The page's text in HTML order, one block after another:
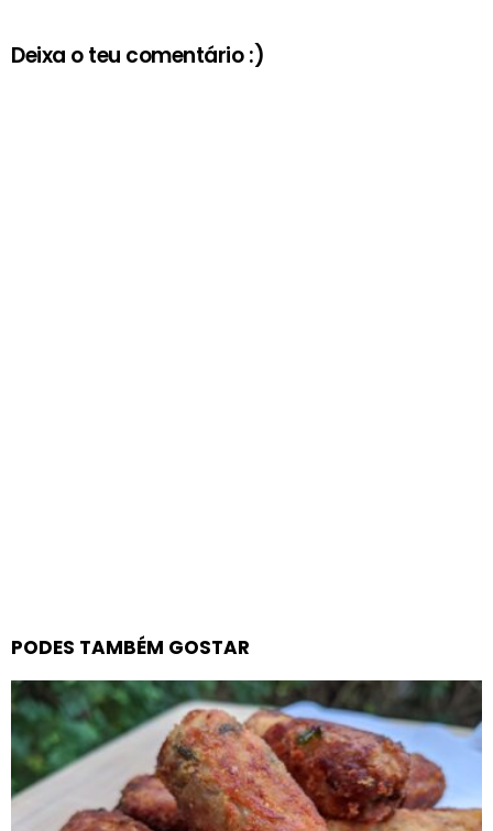
Deixa o teu comentário :)
PODES TAMBÉM GOSTAR